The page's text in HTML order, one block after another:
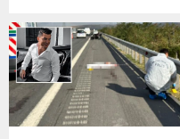
husumetli aileler arasında
çıkan silahlı kavgada 9
kişinin hayatını kaybetmişti.
10 bin dönümlük arazideki
arpa ve buğdayın hasat
edilmesi için "barış heyeti"